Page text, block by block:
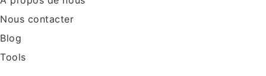
Nous contacter
Blog
Tools